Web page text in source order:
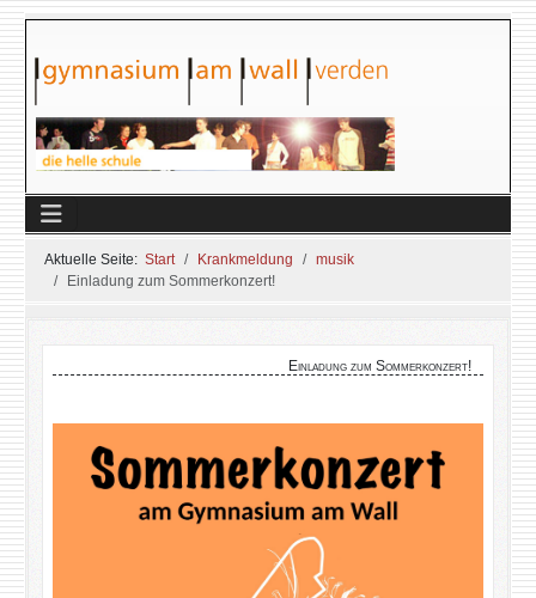
Aktuelle Seite: Start Krankmeldung
musik
Einladung zum Sommerkonzert!
Einladung zum Sommerkonzert!